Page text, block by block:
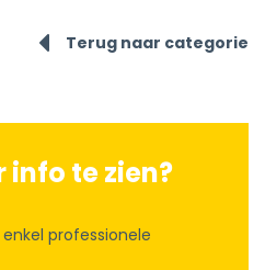
Terug naar categorie
info te zien?
professionele